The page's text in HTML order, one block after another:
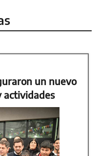
un nuevo
actividades